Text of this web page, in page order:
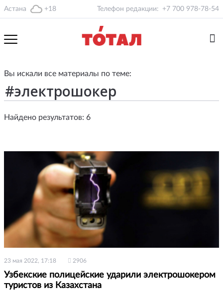
Астана +18 Телефон редакции: +7 700 978-78-54
Вы искали все материалы по теме:
Найдено результатов: 6
23 мая 2022, 17:18 2906
Узбекские полицейские ударили электрошокером
туристов из Казахстана